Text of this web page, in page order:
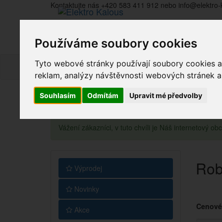
Používáme soubory cookies
Tyto webové stránky používají soubory cookies
reklam, analýzy návštěvnosti webových stránek
Souhlasím Odmítám Upravit mé předvolby
Kontaktujte nás +420 583 411 912 nebo
Vážení zákazníci, v tuto chvíli je Náš internetový
Výprodej
Novinky
Akce